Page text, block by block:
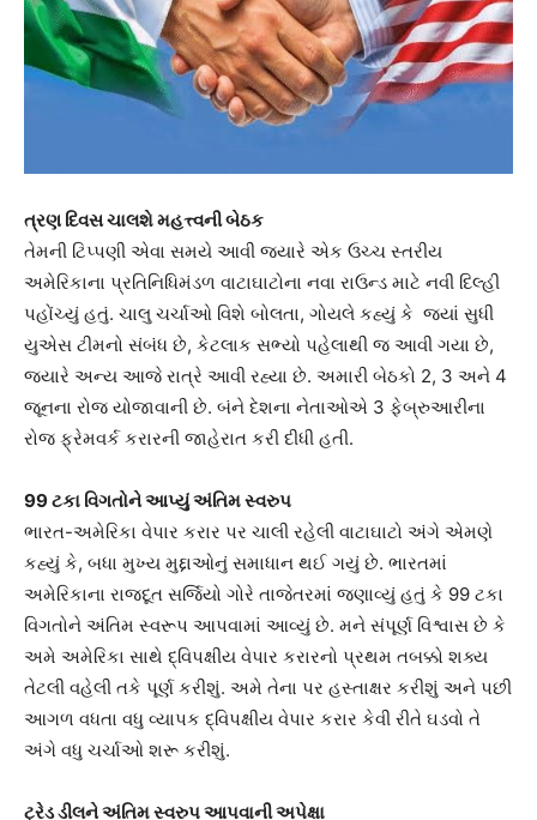
ત્રણ દિવસ ચાલશે મહત્ત્વની બેઠક
તેમની ટિપ્પણી એવા સમયે આવી જ્યારે એક ઉચ્ચ સ્તરીય
અમેરિકાના પ્રતિનિધિમંડળ વાટાઘાટોના નવા રાઉન્ડ માટે નવી દિલ્હી
પહોંચ્યું હતું. ચાલુ ચર્ચાઓ વિશે બોલતા, ગોયલે કહ્યું કે જ્યાં સુધી
યુએસ ટીમનો સંબંધ છે, કેટલાક સભ્યો પહેલાથી જ આવી ગયા છે,
જ્યારે અન્ય આજે રાત્રે આવી રહ્યા છે. અમારી બેઠકો 2, 3 અને 4
જૂનના રોજ યોજાવાની છે. બંને દેશના નેતાઓએ 3 ફેબ્રુઆરીના
રોજ ફ્રેમવર્ક કરારની જાહેરાત કરી દીધી હતી.
99 ટકા વિગતોને આપ્યું અંતિમ સ્વરુપ
ભારત-અમેરિકા વેપાર કરાર પર ચાલી રહેલી વાટાઘાટો અંગે એમણે
કહ્યું કે, બધા મુખ્ય મુદ્દાઓનું સમાધાન થઈ ગયું છે. ભારતમાં
અમેરિકાના રાજદૂત સર્જિયો ગોરે તાજેતરમાં જણાવ્યું હતું કે 99 ટકા
વિગતોને અંતિમ સ્વરૂપ આપવામાં આવ્યું છે. મને સંપૂર્ણ વિશ્વાસ છે કે
અમે અમેરિકા સાથે દ્વિપક્ષીય વેપાર કરારનો પ્રથમ તબક્કો શક્ય
તેટલી વહેલી તકે પૂર્ણ કરીશું. અમે તેના પર હસ્તાક્ષર કરીશું અને પછી
આગળ વધતા વધુ વ્યાપક દ્વિપક્ષીય વેપાર કરાર કેવી રીતે ઘડવો તે
અંગે વધુ ચર્ચાઓ શરૂ કરીશું.
ટ્રેડ ડીલને અંતિમ સ્વરુપ આપવાની અપેક્ષા